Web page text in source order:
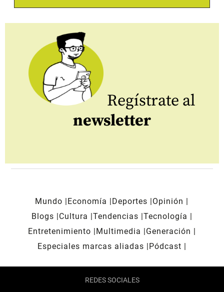
Regístrate al
newsletter
Mundo Economía Deportes
Opinión
Blogs
Cultura Tendencias Tecnología
Entretenimiento
Multimedia
Generación
Especiales marcas aliadas
Pódcast
REDES SOCIALES